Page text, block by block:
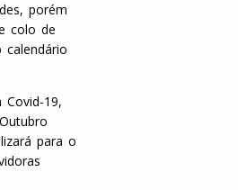
porém
colo de
19,
para o